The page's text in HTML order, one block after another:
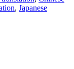
, Japanese